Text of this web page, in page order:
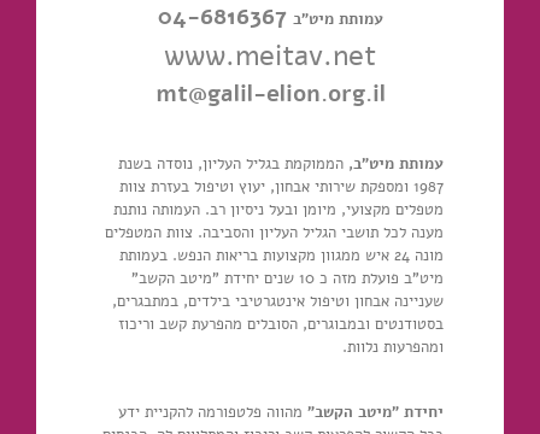
עמותת מיט"ב 04-6816367
www.meitav.net
mt@galil-elion.org.il
עמותת מיט"ב, הממוקמת בגליל העליון, נוסדה בשנת
1987 ומספקת שירותי אבחון, יעוץ וטיפול בעזרת צוות
מטפלים מקצועי, מיומן ובעל ניסיון רב. העמותה נותנת
מענה לכל תושבי הגליל העליון והסביבה. צוות המטפלים
מונה 24 איש ממגוון מקצועות בריאות הנפש. בעמותת
מיט"ב פועלת מזה כ 10 שנים יחידת "מיטב הקשב"
שעניינה אבחון וטיפול אינטגרטיבי בילדים, במתבגרים,
בסטודנטים ובמבוגרים, הסובלים מהפרעת קשב וריכוז
ומהפרעות נלוות.
יחידת "מיטב הקשב" מהווה פלטפורמה להקניית ידע